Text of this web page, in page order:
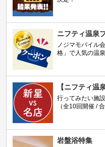
ニフティ温泉
ノジマモバイル
格」で人気の温
【ニフティ温
行ってみたい施
（全10回開催 /
岩盤浴特集